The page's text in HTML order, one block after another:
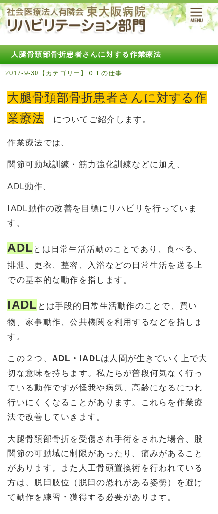
大腿骨頚部骨折患者さんに対する作業療法
2017-9-30【カテゴリー】ＯＴの仕事
大腿骨頚部骨折患者さんに対する作
業療法
についてご紹介します。
作業療法では、
関節可動域訓練・筋力強化訓練などに加え、
ADL動作、
IADL動作の改善を目標にリハビリを行っていま
す。
ADL とは日常生活活動のことであり、食べる、
排泄、更衣、整容、入浴などの日常生活を送る上
での基本的な動作を指します。
IADL とは手段的日常生活動作のことで、買い
物、家事動作、公共機関を利用するなどを指しま
す。
この２つ、 ADL・IADLは人間が生きていく上で大
切な意味を持ちます。私たちが普段何気なく行っ
ている動作ですが怪我や病気、高齢になるにつれ
行いにくくなることがあります。これらを作業療
法で改善していきます。
大腿骨頚部骨折を受傷され手術をされた場合、股
関節の可動域に制限があったり、痛みがあること
があります。また人工骨頭置換術を行われている
方は、脱臼肢位（脱臼の恐れがある姿勢）を避け
て動作を練習・獲得する必要があります。